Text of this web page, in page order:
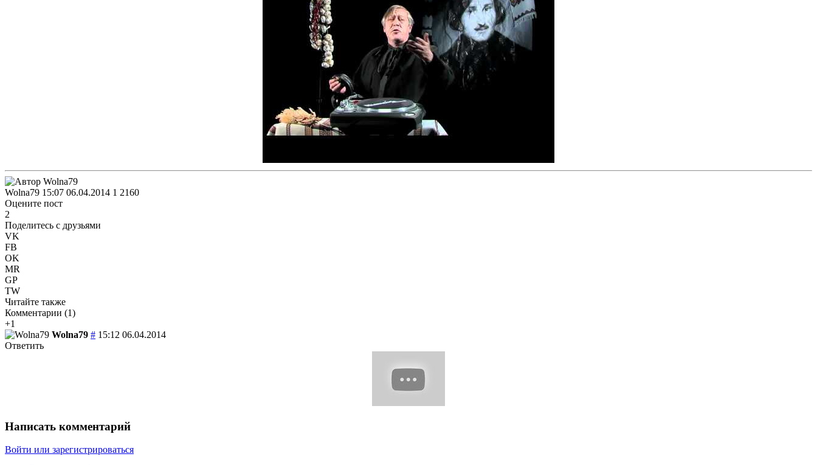
Wolna79 15:07 06.04.2014 1 2160
Оцените пост
2
Поделитесь с друзьями
VK
FB
OK
MR
GP
TW
Читайте также
Комментарии (1)
+1
Wolna79 # 15:12 06.04.2014
Ответить
Написать комментарий
Войти или зарегистрироваться